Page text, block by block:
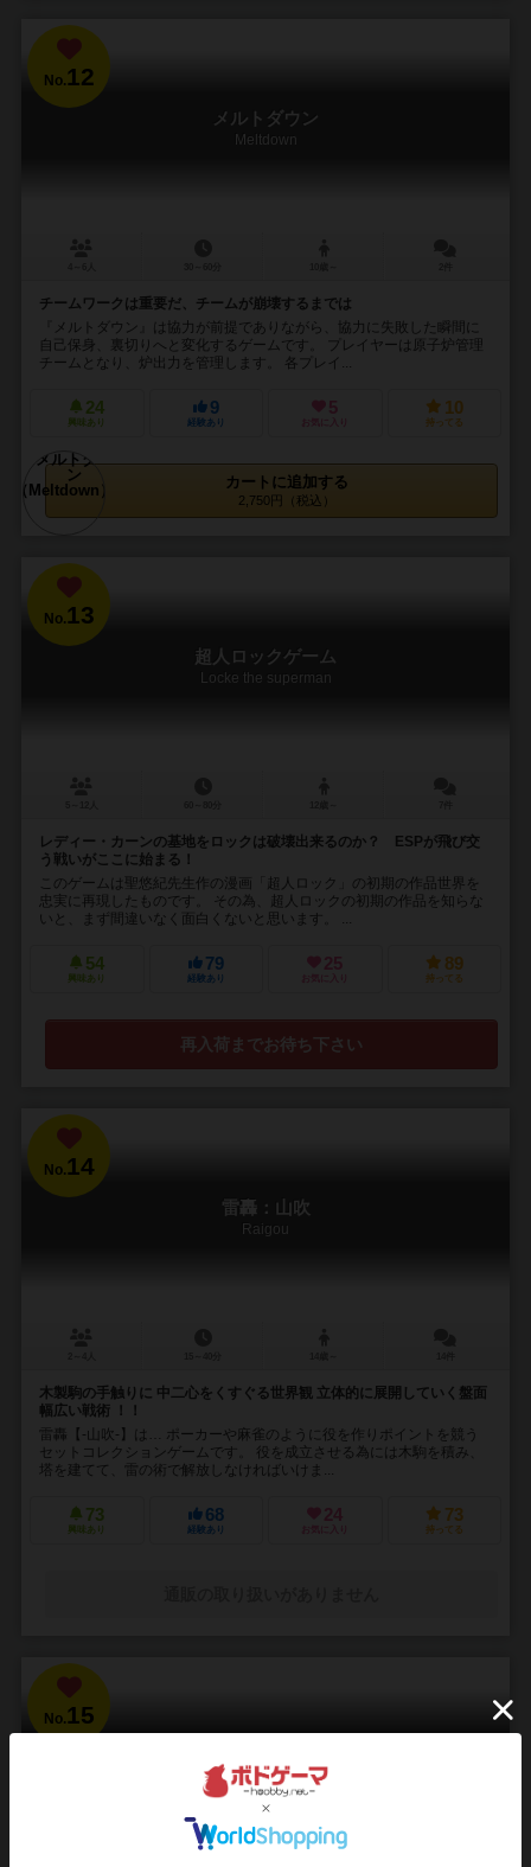
No.12
メルトダウン
Meltdown
チームワークは重要だ、チームが崩壊するまでは
『メルトダウン』は協力が前提でありながら、協力に失敗した瞬間に
自己保身、裏切りへと変化するゲームです。 プレイヤーは原子炉管理
チームとなり、炉出力を管理します。 各プレイ...
24
興味あり
9
経験あり
5
お気に入り
10
持ってる
カートに追加する
2,750円（税込）
No.13
超人ロックゲーム
Locke the superman
レディー・カーンの基地をロックは破壊出来るのか？ ESPが飛び交
う戦いがここに始まる！
このゲームは聖悠紀先生作の漫画「超人ロック」の初期の作品世界を
忠実に再現したものです。 その為、超人ロックの初期の作品を知らな
いと、まず間違いなく面白くないと思います。 ...
54
興味あり
79
経験あり
25
お気に入り
89
持ってる
再入荷までお待ち下さい
No.14
雷轟：山吹
Raigou
木製駒の手触りに 中二心をくすぐる世界観 立体的に展開していく盤面
幅広い戦術 ！！
雷轟【-山吹-】は… ポーカーや麻雀のように役を作りポイントを競う
セットコレクションゲームです。 役を成立させる為には木駒を積み、
塔を建てて、雷の術で解放しなければいけま...
73
興味あり
68
経験あり
24
お気に入り
73
持ってる
No.15
Bloodborne: The Card Game